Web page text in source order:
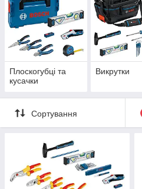
Плоскогубці та
кусачки
Викрутки
Сортування